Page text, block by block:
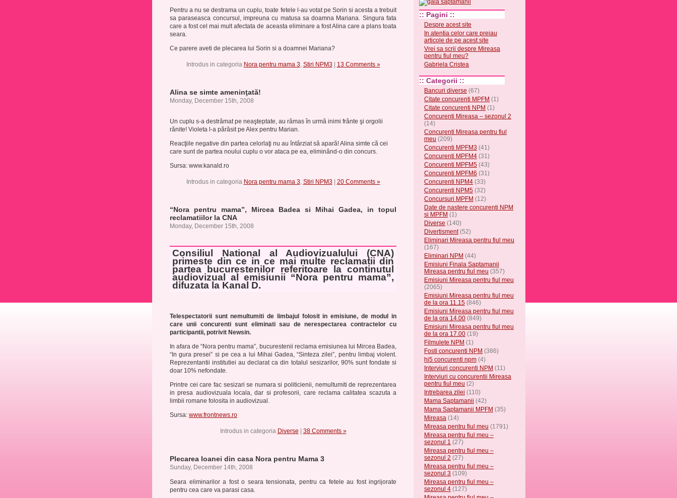
Pentru a nu se destrama un cuplu, toate fetele l-au votat pe Sorin si acesta a trebuit
sa paraseasca concursul, impreuna cu matusa sa doamna Mariana. Singura fata
care a fost cel mai mult afectata de aceasta eliminare a fost Alina care a plans toata
seara.
Ce parere aveti de plecarea lui Sorin si a doamnei Mariana?
Introdus in categoria Nora pentru mama 3, Stiri NPM3 13 Comments »
Alina se simte ameninţată!
Monday, December 15th, 2008
Un cuplu s-a destrămat pe neaşteptate, au rămas în urmă inimi frânte şi orgolii
rănite! Violeta l-a părăsit pe Alex pentru Marian.
Reacţiile negative din partea celorlaţi nu au întârziat să apară! Alina simte că cei
care sunt de partea noului cuplu o vor ataca pe ea, eliminând-o din concurs.
Sursa: www.kanald.ro
Introdus in categoria Nora pentru mama 3, Stiri NPM3 20 Comments »
“Nora pentru mama”, Mircea Badea si Mihai Gadea, in topul
reclamatiilor la CNA
Monday, December 15th, 2008
Consiliul National al Audiovizualului (CNA)
primeste din ce in ce mai multe reclamatii din
partea bucurestenilor referitoare la continutul
audiovizual al emisiunii “Nora pentru mama”,
difuzata la Kanal D.
Telespectatorii sunt nemultumiti de limbajul folosit in emisiune, de modul in
care unii concurenti sunt eliminati sau de nerespectarea contractelor cu
participantii, potrivit Newsin.
In afara de “Nora pentru mama”, bucurestenii reclama emisiunea lui Mircea Badea,
“In gura presei” si pe cea a lui Mihai Gadea, “Sinteza zilei”, pentru limbaj violent.
Reprezentantii institutiei au declarat ca din totalul sesizarilor, 90% sunt fondate si
doar 10% nefondate.
Printre cei care fac sesizari se numara si politicienii, nemultumiti de reprezentarea
in presa audiovizuala locala, dar si profesorii, care reclama calitatea scazuta a
limbii romane folosita in audiovizual.
Sursa: www.frontnews.ro
Introdus in categoria Diverse 38 Comments »
Plecarea Ioanei din casa Nora pentru Mama 3
Sunday, December 14th, 2008
Seara eliminarilor a fost o seara tensionata, pentru ca fetele au fost ingrijorate
pentru cea care va parasi casa.
:: Pagini ::
Despre acest site
In atentia celor care preiau
articole de pe acest site
Vrei sa scrii despre Mireasa
pentru fiul meu?
Gabriela Cristea
:: Categorii ::
Bancuri diverse (67)
Citate concurenti MPFM (1)
Citate concurenti NPM (1)
Concurenti Mireasa – sezonul 2
(14)
Concurenti Mireasa pentru fiul
meu (209)
Concurenti MPFM3 (41)
Concurenti MPFM4 (31)
Concurenti MPFM5 (43)
Concurenti MPFM6 (31)
Concurenti NPM4 (33)
Concurenti NPM5 (32)
Concursuri MPFM (12)
Date de nastere concurenti NPM
si MPFM (1)
Diverse (140)
Divertisment(52)
Eliminari Mireasa pentru fiul meu
(167)
Eliminari NPM (44)
Emisiuni Finala Saptamanii
Mireasa pentru fiul meu (357)
Emisiuni Mireasa pentru fiul meu
(2065)
Emisiuni Mireasa pentru fiul meu
de la ora 11.15 (846)
Emisiuni Mireasa pentru fiul meu
de la ora 14.00 (849)
Emisiuni Mireasa pentru fiul meu
de la ora 17.00 (19)
Filmulete NPM (1)
Fosti concurenti NPM (386)
hi5 concurenti npm (4)
Interviuri concurenti NPM (11)
Interviuri cu concurentii Mireasa
pentru fiul meu (2)
Intrebarea zilei (110)
Mama Saptamanii (42)
Mama Saptamanii MPFM (35)
Mireasa (14)
Mireasa pentru fiul meu (1791)
Mireasa pentru fiul meu –
sezonul 1 (27)
Mireasa pentru fiul meu –
sezonul 2 (27)
Mireasa pentru fiul meu –
sezonul 3 (109)
Mireasa pentru fiul meu –
sezonul 4 (127)